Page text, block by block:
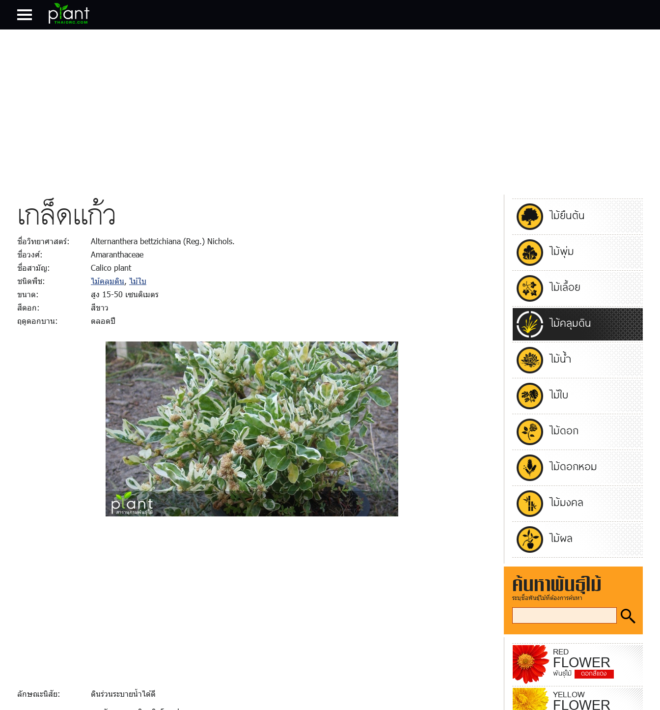
เกล็ดแก้ว
ชื่อวิทยาศาสตร์:
Alternanthera bettzichiana (Reg.) Nichols.
ชื่อวงศ์:
Amaranthaceae
ชื่อสามัญ:
Calico plant
ชนิดพืช:
ไม้คลุมดิน, ไม้ใบ
ขนาด:
สูง 15-50 เซนติเมตร
สีดอก:
สีขาว
ฤดูดอกบาน:
ตลอดปี
ลักษณะนิสัย:
ดินร่วนระบายน้ำได้ดี
ไม้ยืนต้น
ไม้พุ่ม
ไม้เลื้อย
ไม้คลุมดิน
ไม้น้ำ
ไม้ใบ
ไม้ดอก
ไม้ดอกหอม
ไม้มงคล
ไม้ผล
ค้นหาพันธุ์ไม้
ระบุชื่อพันธุ์ไม้ที่ต้องการค้นหา
RED
FLOWER
พันธุ์ไม้ ดอกสีแดง
YELLOW